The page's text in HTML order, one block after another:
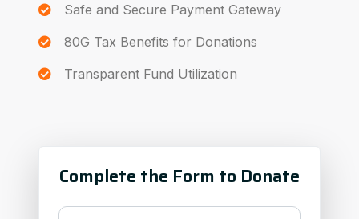
Safe and Secure Payment Gateway
80G Tax Benefits for Donations
Transparent Fund Utilization
Complete the Form to Donate